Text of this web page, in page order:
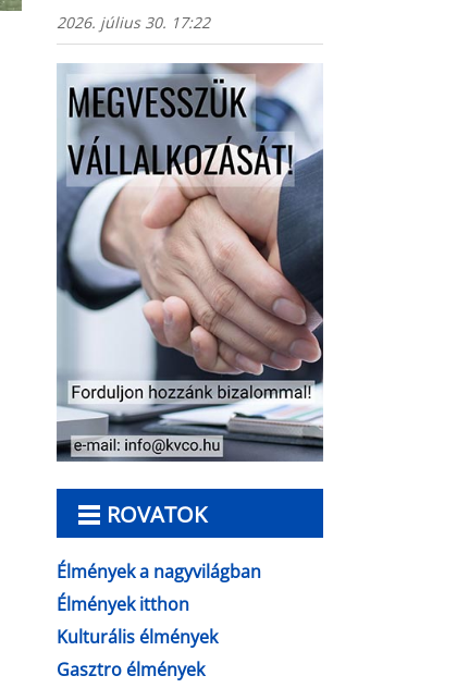
2026. július 30. 17:22
ROVATOK
Élmények a nagyvilágban
Élmények itthon
Kulturális élmények
Gasztro élmények